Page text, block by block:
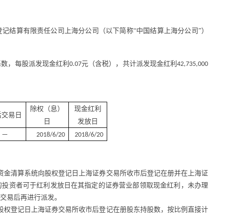
结算有限责任公司上海分公司（以下简称“中国结算上海分公司”）
，每股派发现金红利0.07元（含税），共计派发现金红利42,735,000
易日
除权（息）
日
现金红利
发放日
－ 2018/6/20
2018/6/20
清算系统向股权登记日上海证券交易所收市后登记在册并在上海证
资者可于红利发放日在其指定的证券营业部领取现金红利，未办理
易后再进行派发。
登记日上海证券交易所收市后登记在册股东持股数，按比例直接计